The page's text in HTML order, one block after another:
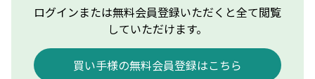
ログインまたは無料会員登録いただくと全て閲覧
していただけます。
買い手様の無料会員登録はこちら